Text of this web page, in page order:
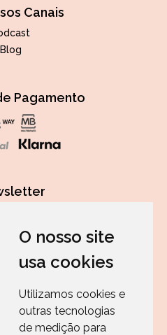
O nosso site
usa cookies
Utilizamos cookies e
outras tecnologias
de medição para
Canais
Blog
Pagamento
exclusivos e
as nossas dicas.
ENVIAR